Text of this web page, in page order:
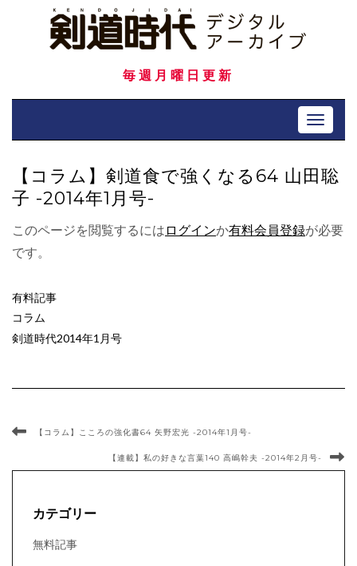
毎週月曜日更新
Toggle
【コラム】剣道食で強くなる64 山田聡
子 -2014年1月号-
このページを閲覧するには ログインか有料会員登録が必要
です。
有料記事
コラム
剣道時代2014年1月号
【コラム】こころの強化書64 矢野宏光 -2014年1月号-
【連載】私の好きな言葉140 高嶋幹夫 -2014年2月号-
カテゴリー
無料記事